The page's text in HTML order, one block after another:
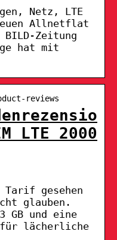
Netz, LTE
Allnetflat
Zeitung
hat mit
reviews
LTE 2000
Tarif gesehen
glauben.
GB und eine
lächerliche